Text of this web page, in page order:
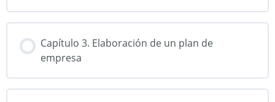
Capítulo 3. Elaboración de un plan de
empresa